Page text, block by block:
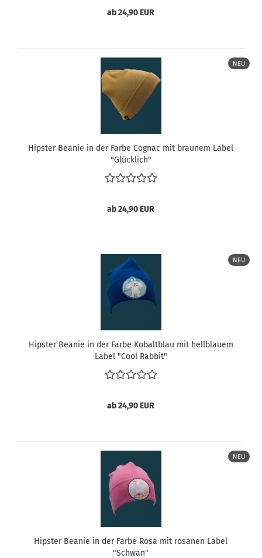
ab 24,90 EUR
NEU
Hipster Beanie in der Farbe Cognac mit braunem Label
"Glücklich"
ab 24,90 EUR
NEU
Hipster Beanie in der Farbe Kobaltblau mit hellblauem
Label "Cool Rabbit"
ab 24,90 EUR
NEU
Hipster Beanie in der Farbe Rosa mit rosanen Label
"Schwan"